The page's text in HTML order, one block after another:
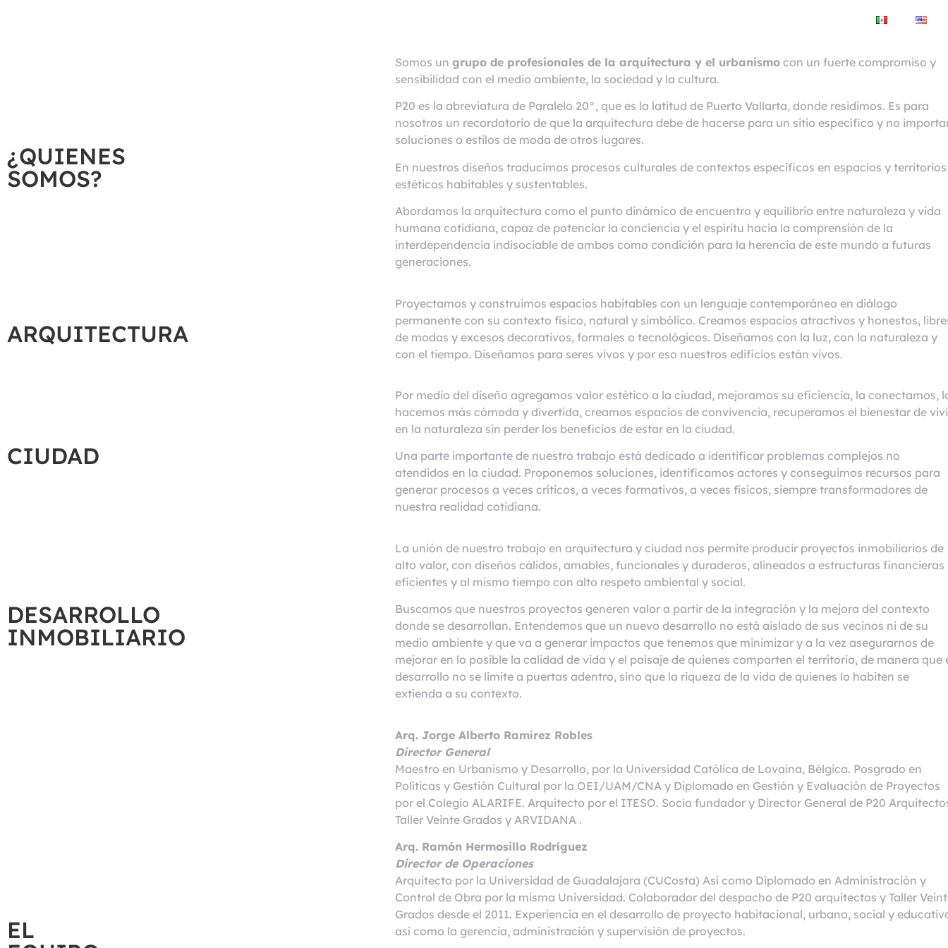
¿QUIENES
SOMOS?
Somos un grupo de profesionales de la arquitectura y el urbanismocon un fuerte compromiso y
sensibilidad con el medio ambiente, la sociedad y la cultura.
P20 es la abreviatura de Paralelo 20°, que es la latitud de Puerto Vallarta, donde residimos. Es para
nosotros un recordatorio de que la arquitectura debe de hacerse para un sitio específico y no
soluciones o estilos de moda de otros lugares.
En nuestros diseños traducimos procesos culturales de contextos específicos en espacios y territorios
estéticos habitables y sustentables.
Abordamos la arquitectura como el punto dinámico de encuentro y equilibrio entre naturaleza y vida
humana cotidiana, capaz de potenciar la conciencia y el espíritu hacia la comprensión de la
interdependencia indisociable de ambos como condición para la herencia de este mundo a futuras
generaciones.
ARQUITECTURA
Proyectamos y construimos espacios habitables con un lenguaje contemporáneo en diálogo
permanente con su contexto físico, natural y simbólico. Creamos espacios atractivos y honestos,
de modas y excesos decorativos, formales o tecnológicos. Diseñamos con la luz, con la naturaleza y
con el tiempo. Diseñamos para seres vivos y por eso nuestros edificios están vivos.
CIUDAD
Por medio del diseño agregamos valor estético a la ciudad, mejoramos su eficiencia, la conectamos,
hacemos más cómoda y divertida, creamos espacios de convivencia, recuperamos el bienestar de
en la naturaleza sin perder los beneficios de estar en la ciudad.
Una parte importante de nuestro trabajo está dedicado a identificar problemas complejos no
atendidos en la ciudad. Proponemos soluciones, identificamos actores y conseguimos recursos para
generar procesos a veces críticos, a veces formativos, a veces físicos, siempre transformadores de
nuestra realidad cotidiana.
DESARROLLO
INMOBILIARIO
La unión de nuestro trabajo en arquitectura y ciudad nos permite producir proyectos inmobiliarios de
alto valor, con diseños cálidos, amables, funcionales y duraderos, alineados a estructuras financieras
eficientes y al mismo tiempo con alto respeto ambiental y social.
Buscamos que nuestros proyectos generen valor a partir de la integración y la mejora del contexto
donde se desarrollan. Entendemos que un nuevo desarrollo no está aislado de sus vecinos ni de su
medio ambiente y que va a generar impactos que tenemos que minimizar y a la vez asegurarnos de
mejorar en lo posible la calidad de vida y el paisaje de quienes comparten el territorio, de manera que
desarrollo no se limite a puertas adentro, sino que la riqueza de la vida de quienes lo habiten se
extienda a su contexto.
EL
Arq. Jorge Alberto Ramírez Robles
Director General
Maestro en Urbanismo y Desarrollo, por la Universidad Católica de Lovaina, Bélgica. Posgrado en
Políticas y Gestión Cultural por la OEI/UAM/CNA y Diplomado en Gestión y Evaluación de Proyectos
por el Colegio ALARIFE. Arquitecto por el ITESO. Socio fundador y Director General de P20
Taller Veinte Grados y ARVIDANA .
Arq. Ramón Hermosillo Rodríguez
Director de Operaciones
Arquitecto por la Universidad de Guadalajara (CUCosta) Así como Diplomado en Administración y
Control de Obra por la misma Universidad. Colaborador del despacho de P20 arquitectos y Taller
Grados desde el 2011. Experiencia en el desarrollo de proyecto habitacional, urbano, social y
así como la gerencia, administración y supervisión de proyectos.